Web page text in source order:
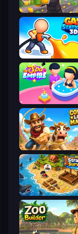
The Hustler
Gas Station 3D
Spa Empire
Cowboy Lasso
Obby Stranded